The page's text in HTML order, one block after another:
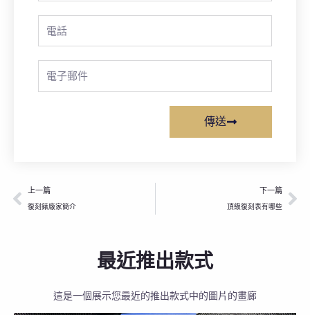
傳送
上一頁
上一篇
復刻錶廠家簡介
下一篇
頂級復刻表有哪些
下
最近推出款式
這是一個展示您最近的推出款式中的圖片的畫廊